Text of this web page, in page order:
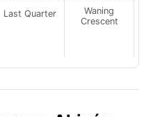
Last Quarter
Waning
Crescent